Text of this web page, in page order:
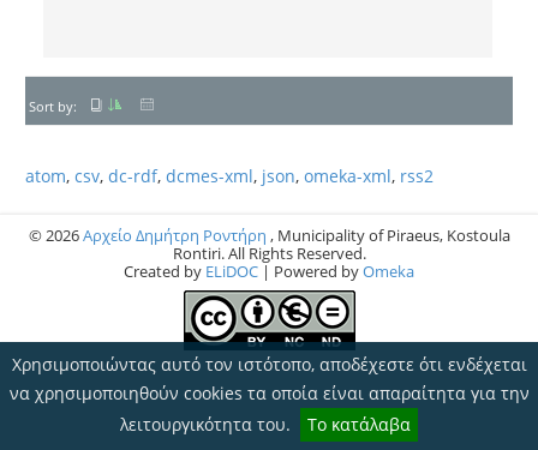
Χρησιμοποιώντας αυτό τον ιστότοπο, αποδέχεστε ότι ενδέχεται
να χρησιμοποιηθούν cookies τα οποία είναι απαραίτητα για την
λειτουργικότητα του.
Το κατάλαβα
Sort by:
atom, csv, dc-rdf, dcmes-xml, json, omeka-xml, rss2
© 2026Αρχείο Δημήτρη Ροντήρη , Municipality of Piraeus, Kostoula
Rontiri. All Rights Reserved.
Created by ELiDOC | Powered byOmeka